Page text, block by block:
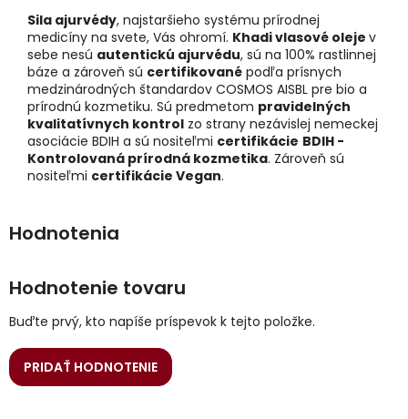
Sila ajurvédy, najstaršieho systému prírodnej
medicíny na svete, Vás ohromí. Khadi vlasové oleje v
sebe nesú autentickú ajurvédu, sú na 100% rastlinnej
báze a zároveň sú certifikované podľa prísnych
medzinárodných štandardov COSMOS AISBL pre bio a
prírodnú kozmetiku. Sú predmetom pravidelných
kvalitatívnych kontrol zo strany nezávislej nemeckej
asociácie BDIH a sú nositeľmi certifikácie BDIH -
Kontrolovaná prírodná kozmetika. Zároveň sú
nositeľmi certifikácie Vegan.
Hodnotenie tovaru
Buďte prvý, kto napíše príspevok k tejto položke.
PRIDAŤ HODNOTENIE